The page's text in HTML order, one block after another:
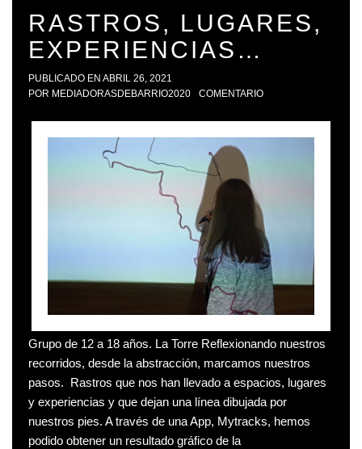
RASTROS, LUGARES,
EXPERIENCIAS…
PUBLICADO EN ABRIL 26, 2021
POR MEDIADORASDEBARRIO2020 COMENTARIO
Grupo de 12 a 18 años. La Torre Reflexionando nuestros
recorridos, desde la abstracción, marcamos nuestros
pasos. Rastros que nos han llevado a espacios, lugares
y experiencias y que dejan una línea dibujada por
nuestros pies. A través de una App, Mytracks, hemos
podido obtener un resultado gráfico de la